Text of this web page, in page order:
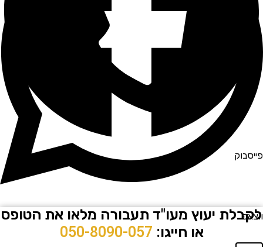
יעוץ מעו"ד תעבורה מלאו את הטופס
או חייגו:050-8090-057